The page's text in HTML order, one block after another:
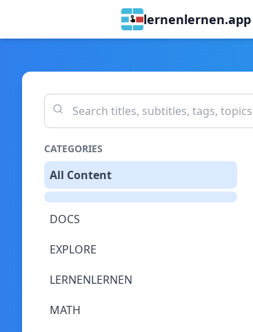
lernenlernen.app
CATEGORIES
All Content
DOCS
EXPLORE
LERNENLERNEN
MATH